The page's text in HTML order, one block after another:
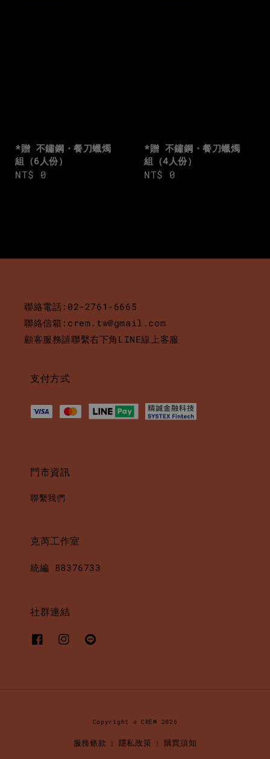
*贈 不鏽鋼・餐刀蠟燭
組（6人份）
Regular
NT$ 0
*贈 不鏽鋼・餐刀蠟燭
組（4人份）
Regular
NT$ 0
聯絡電話:02-2761-6665
聯絡信箱:crem.tw@gmail.com
顧客服務請聯繫右下角LINE線上客服
支付方式
門市資訊
聯繫我們
克芮工作室
統編 88376733
社群連結
Copyright © CRÈM 2026
服務條款 | 隱私政策 | 購買須知